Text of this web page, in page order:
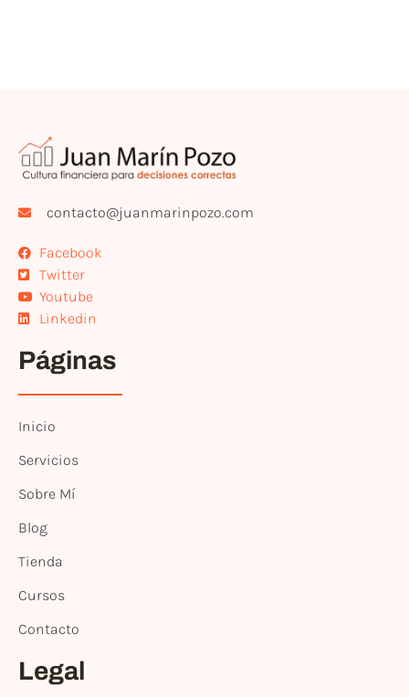
contacto@juanmarinpozo.com
Facebook
Twitter
Youtube
Linkedin
Páginas
Inicio
Servicios
Sobre Mí
Blog
Tienda
Cursos
Contacto
Legal